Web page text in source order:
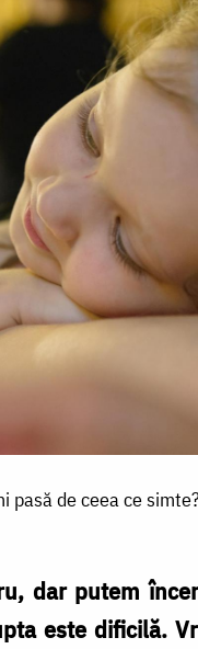
pasă de ceea ce
dar putem
este dificilă.